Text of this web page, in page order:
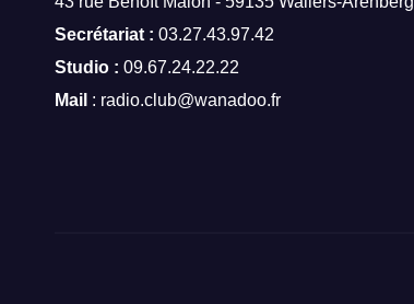
Secrétariat : 03.27.43.97.42
Studio : 09.67.24.22.22
Mail : radio.club@wanadoo.fr